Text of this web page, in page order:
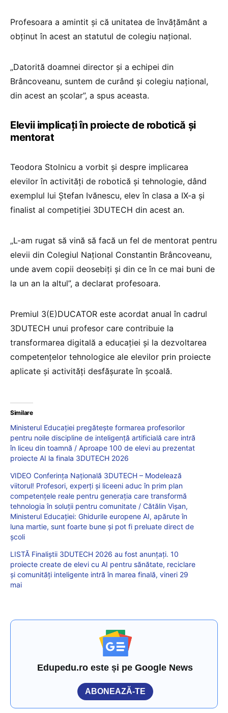
Profesoara a amintit și că unitatea de învățământ a
obținut în acest an statutul de colegiu național.
„Datorită doamnei director și a echipei din
Brâncoveanu, suntem de curând și colegiu național,
din acest an școlar”, a spus aceasta.
Elevii implicați în proiecte de robotică și
mentorat
Teodora Stolnicu a vorbit și despre implicarea
elevilor în activități de robotică și tehnologie, dând
exemplul lui Ștefan Ivănescu, elev în clasa a IX-a și
finalist al competiției 3DUTECH din acest an.
„L-am rugat să vină să facă un fel de mentorat pentru
elevii din Colegiul Național Constantin Brâncoveanu,
unde avem copii deosebiți și din ce în ce mai buni de
la un an la altul”, a declarat profesoara.
Premiul 3(E)DUCATOR este acordat anual în cadrul
3DUTECH unui profesor care contribuie la
transformarea digitală a educației și la dezvoltarea
competențelor tehnologice ale elevilor prin proiecte
aplicate și activități desfășurate în școală.
Similare
Ministerul Educației pregătește formarea profesorilor
pentru noile discipline de inteligență artificială care intră
în liceu din toamnă / Aproape 100 de elevi au prezentat
proiecte AI la finala 3DUTECH 2026
VIDEO Conferința Națională 3DUTECH – Modelează
viitorul! Profesori, experți și liceeni aduc în prim plan
competențele reale pentru generația care transformă
tehnologia în soluții pentru comunitate / Cătălin Vișan,
Ministerul Educației: Ghidurile europene AI, apărute în
luna martie, sunt foarte bune și pot fi preluate direct de
școli
LISTĂ Finaliștii 3DUTECH 2026 au fost anunțați. 10
proiecte create de elevi cu AI pentru sănătate, reciclare
și comunități inteligente intră în marea finală, vineri 29
mai
Edupedu.ro este și pe Google News
ABONEAZĂ-TE